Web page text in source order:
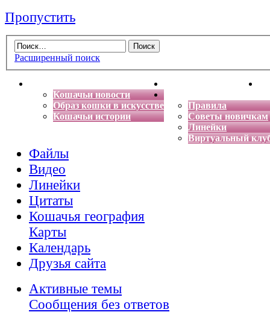
Пропустить
Расширенный поиск
Кошачьи новости
Образ кошки в искусстве
Кошачьи истории
Энциклопедия кошек
Правила
Советы новичкам
Линейки
Виртуальный
Файлы
Видео
Линейки
Цитаты
Кошачья география
Карты
Календарь
Друзья сайта
Активные темы
Сообщения без ответов